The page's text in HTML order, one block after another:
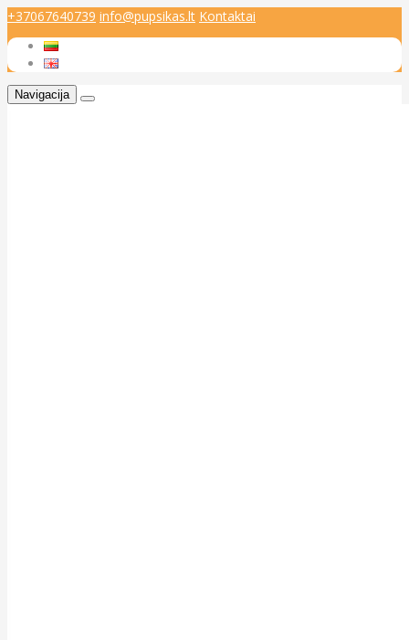
+37067640739 info@pupsikas.lt Kontaktai
Navigacija